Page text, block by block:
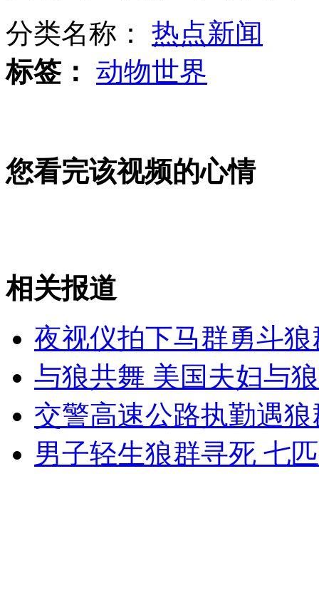
播客：大学生自拍雷人江南style
韩国"罗老"号进行发射前最后演练
山西运城恶犬咬伤多人 警民合力深夜将其击毙
女孩北京地铁殴打老人 痛下狠手拳打脚踢
无痛分娩是否安全 医生回应
分类名称： 热点新闻
标签： 动物世界
您看完该视频的心情
相关报道
夜视仪拍下马群勇斗
与狼共舞 美国夫妇与
交警高速公路执勤遇
男子轻生狼群寻死 七